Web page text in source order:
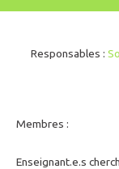
Responsables :
Membres :
Enseignant.e.s